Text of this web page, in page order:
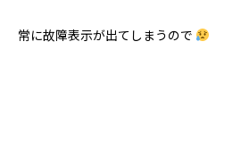
常に故障表示が出てしまうので